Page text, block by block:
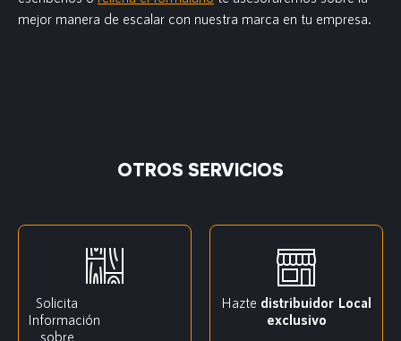
mejor manera de escalar con nuestra marca en tu empresa.
OTROS SERVICIOS
Solicita
Información
sobre
Hazte distribuidor Local
exclusivo